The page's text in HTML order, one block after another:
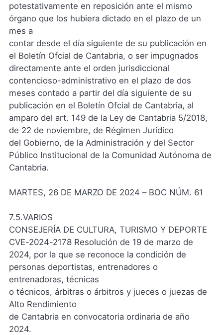
potestativamente en reposición ante el mismo
órgano que los hubiera dictado en el plazo de un
mes a
contar desde el día siguiente de su publicación en
el Boletín Ofcial de Cantabria, o ser impugnados
directamente ante el orden jurisdiccional
contencioso-administrativo en el plazo de dos
meses contado a partir del día siguiente de su
publicación en el Boletín Ofcial de Cantabria, al
amparo del art. 149 de la Ley de Cantabria 5/2018,
de 22 de noviembre, de Régimen Jurídico
del Gobierno, de la Administración y del Sector
Público Institucional de la Comunidad Autónoma de
Cantabria.
MARTES, 26 DE MARZO DE 2024 – BOC NÚM. 61
7.5.VARIOS
CONSEJERÍA DE CULTURA, TURISMO Y DEPORTE
CVE-2024-2178 Resolución de 19 de marzo de
2024, por la que se reconoce la condición de
personas deportistas, entrenadores o
entrenadoras, técnicas
o técnicos, árbitras o árbitros y jueces o juezas de
Alto Rendimiento
de Cantabria en convocatoria ordinaria de año
2024.